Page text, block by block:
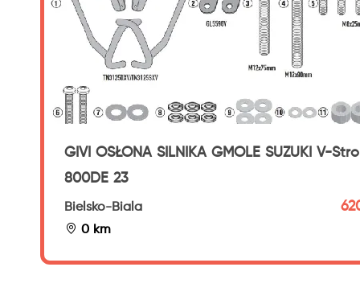
GIVI OSŁONA SILNIKA GMOLE SUZUKI V-
800DE 23
Bielsko-Biala
0 km